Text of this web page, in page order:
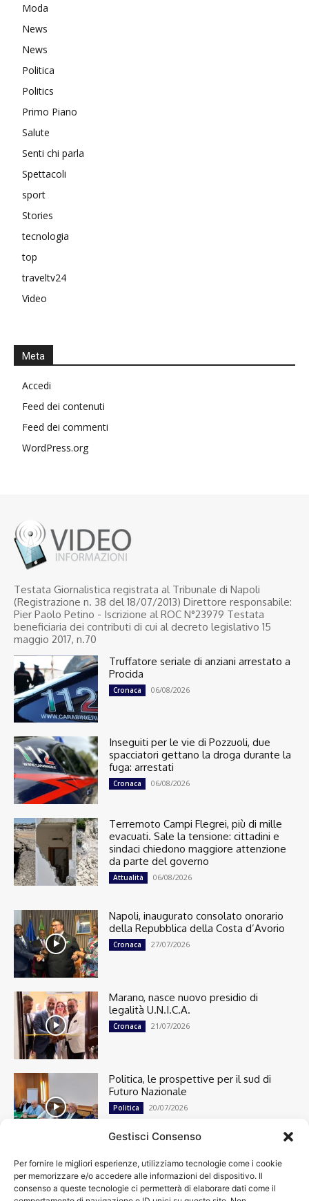
Gestisci Consenso
Per fornire le migliori esperienze, utilizziamo tecnologie come i cookie
per memorizzare e/o accedere alle informazioni del dispositivo. Il
consenso a queste tecnologie ci permetterà di elaborare dati come il
Moda
News
News
Politica
Politics
Primo Piano
Salute
Senti chi parla
Spettacoli
sport
Stories
tecnologia
top
traveltv24
Video
Meta
Accedi
Feed dei contenuti
Feed dei commenti
WordPress.org
Testata Giornalistica registrata al Tribunale di Napoli
(Registrazione n. 38 del 18/07/2013) Direttore responsabile:
Pier Paolo Petino - Iscrizione al ROC N°23979 Testata
beneficiaria dei contributi di cui al decreto legislativo 15
maggio 2017, n.70
Truffatore seriale di anziani arrestato a
Procida
Cronaca 06/08/2026
Inseguiti per le vie di Pozzuoli, due
spacciatori gettano la droga durante la
fuga: arrestati
Cronaca 06/08/2026
Terremoto Campi Flegrei, più di mille
evacuati. Sale la tensione: cittadini e
sindaci chiedono maggiore attenzione
da parte del governo
Attualità 06/08/2026
Napoli, inaugurato consolato onorario
della Repubblica della Costa d’Avorio
Cronaca 27/07/2026
Marano, nasce nuovo presidio di
legalità U.N.I.C.A.
Cronaca 21/07/2026
Politica, le prospettive per il sud di
Futuro Nazionale
Politica 20/07/2026
Cronaca
13486
Attualità
7297